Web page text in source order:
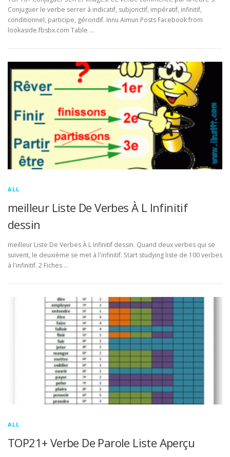
Conjuguer le verbe serrer à indicatif, subjonctif, impératif, infinitif,
conditionnel, participe, gérondif. Innu Aimun Posts Facebook from
lookaside.fbsbx.com Table …
ALL
meilleur Liste De Verbes À L Infinitif
dessin
meilleur Liste De Verbes À L Infinitif dessin. Quand deux verbes qui se
suivent, le deuxième se met à l'infinitif. Start studying liste de 100 verbes
à l'infinitif. 2 Fiches …
ALL
TOP21+ Verbe De Parole Liste Aperçu